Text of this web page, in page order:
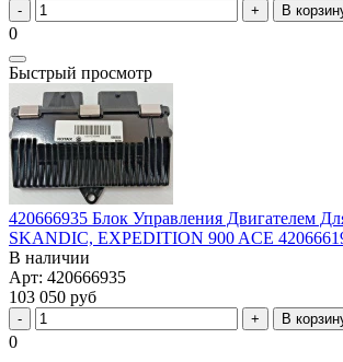
В
0
Быстрый просмотр
420666935 Блок Управления Двигателем
SKANDIC, EXPEDITION 900 ACE
В наличии
Арт: 420666935
103 050 руб
В
0